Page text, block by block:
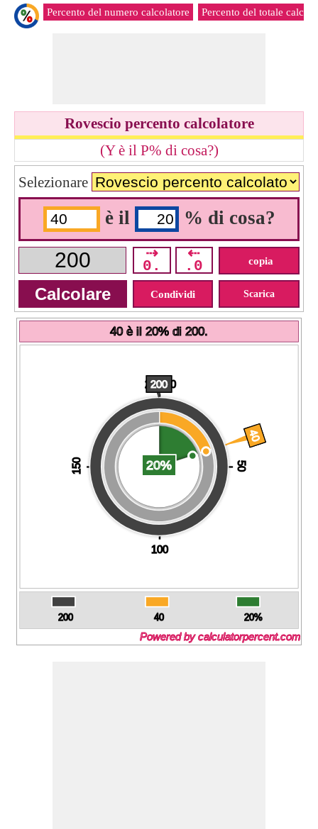
Percento del numero calcolatore Percento del totale
Rovescio percento calcolatore
(Y è il P% di cosa?)
Selezionare
è il % di cosa?
⇢
0.
⇠
.0 copia
Condividi Scarica